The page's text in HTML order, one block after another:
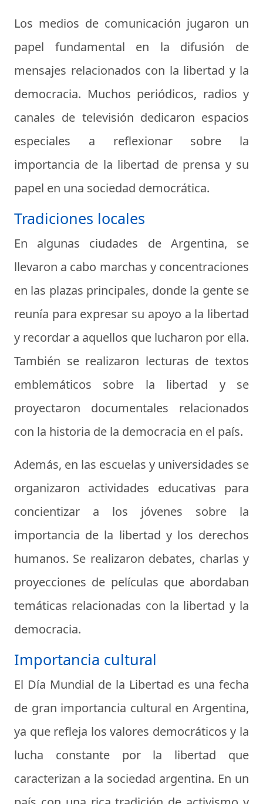
Los medios de comunicación jugaron un
papel fundamental en la difusión de
mensajes relacionados con la libertad y la
democracia. Muchos periódicos, radios y
canales de televisión dedicaron espacios
especiales a reflexionar sobre la
importancia de la libertad de prensa y su
papel en una sociedad democrática.
Tradiciones locales
En algunas ciudades de Argentina, se
llevaron a cabo marchas y concentraciones
en las plazas principales, donde la gente se
reunía para expresar su apoyo a la libertad
y recordar a aquellos que lucharon por ella.
También se realizaron lecturas de textos
emblemáticos sobre la libertad y se
proyectaron documentales relacionados
con la historia de la democracia en el país.
Además, en las escuelas y universidades se
organizaron actividades educativas para
concientizar a los jóvenes sobre la
importancia de la libertad y los derechos
humanos. Se realizaron debates, charlas y
proyecciones de películas que abordaban
temáticas relacionadas con la libertad y la
democracia.
Importancia cultural
El Día Mundial de la Libertad es una fecha
de gran importancia cultural en Argentina,
ya que refleja los valores democráticos y la
lucha constante por la libertad que
caracterizan a la sociedad argentina. En un